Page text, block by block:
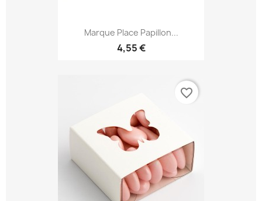
Marque Place Papillon...
4,55 €
favorite_border